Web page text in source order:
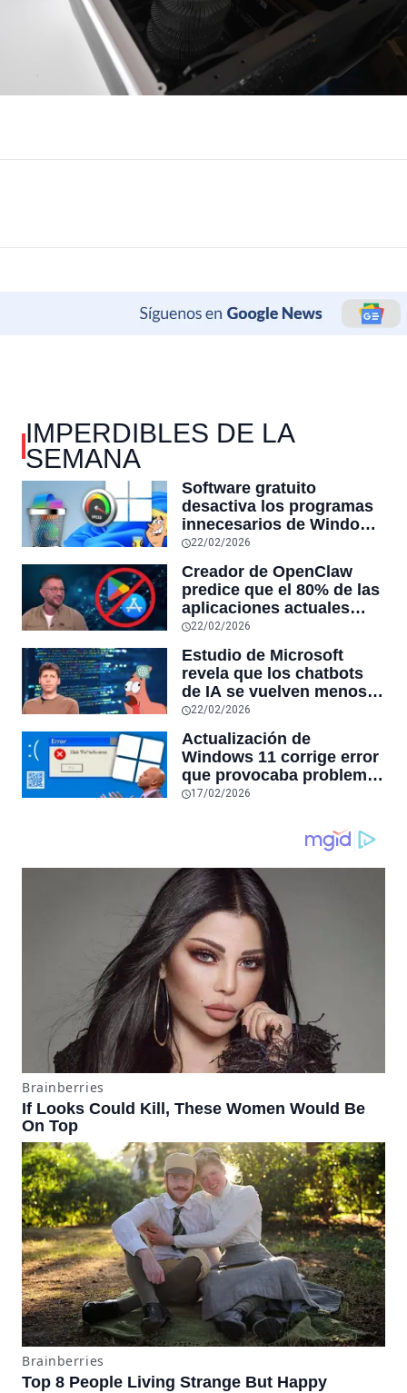
IMPERDIBLES DE LA
SEMANA
Software gratuito
desactiva los programas
innecesarios de Windows
11 y optimiza el PC,
reduciendo el uso de la
RAM y mucho más
22/02/2026
Creador de OpenClaw
predice que el 80% de las
aplicaciones actuales
desaparecerán en el
futuro: “Solo sobrevivirán
las aplicaciones con
sensores únicos o
conexiones especiales a
hardware
22/02/2026
Estudio de Microsoft
revela que los chatbots
de IA se vuelven menos
confiables mientras más
tiempo hablas con ellos:
la falta de confiabilidad
sube un 112%
22/02/2026
Actualización de
Windows 11 corrige error
que provocaba problemas
al jugar en PC: los
producían desde 2023
17/02/2026